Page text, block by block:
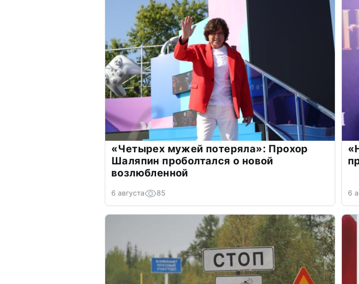
«Четырех мужей потеряла»: Прохор
Шаляпин проболтался о новой
возлюбленной
6 августа 85 6